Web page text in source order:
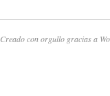
Creado con orgullo gracias a